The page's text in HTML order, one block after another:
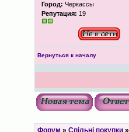
Город: Черкассы
Репутация: 19
Вернуться к началу
Форум » Спільні покупки»